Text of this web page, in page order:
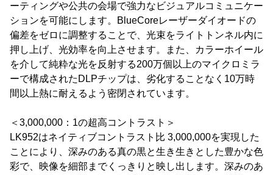
ーティングや公共の会場で強力なビジュアルコミュニケー
ションを可能にします。BlueCoreレーザーダイオードの
偏差をゼロに調整することで、光束をライトトンネル内に
押し上げ、光効率を向上させます。また、カラーホイール
を介して純粋な光を反射する200万個以上のマイクロミラ
ーで構成されたDLPチップは、劣化することなく10万時
間以上熱に耐えるよう密閉されています。
＜3,000,000：1の超高コントラスト＞
LK952はネイティブコントラスト比 3,000,000を実現した
ことにより、深みのある真の黒と生き生きとした豊かな色
彩で、映像を細部までくっきりと映し出します。深みのあ